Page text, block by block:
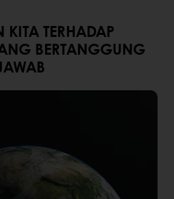
KITA TERHADAP
BERTANGGUNG